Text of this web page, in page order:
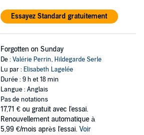
Essayez Standard gratuitement
Forgotten on Sunday
De :Valérie Perrin, Hildegarde Serle
Lu par : Elisabeth Lagelée
Durée : 9 h et 18 min
Langue : Anglais
Pas de notations
17,71 € ou gratuit avec l'essai.
Renouvellement automatique à
5,99 €/mois après l'essai. Voir